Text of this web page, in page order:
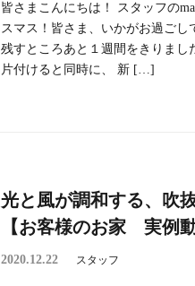
皆さまこんにちは！ スタッフの
スマス！皆さま、いかがお過ご
残すところあと１週間をきりまし
片付けると同時に、 新 […]
光と風が調和する、吹
【お客様のお家 実例動
2020.12.22 スタッフ